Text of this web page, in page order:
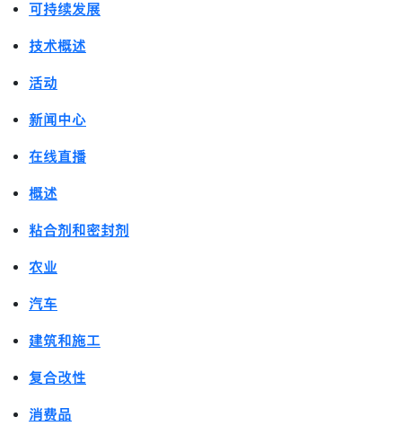
可持续发展
技术概述
活动
新闻中心
在线直播
概述
粘合剂和密封剂
农业
汽车
建筑和施工
复合改性
消费品